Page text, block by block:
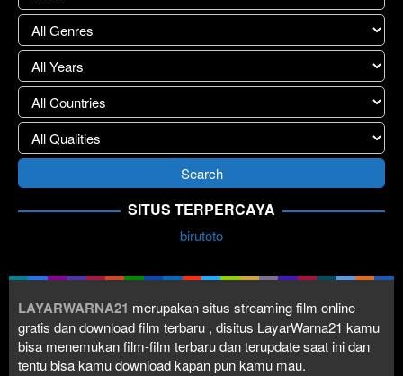
SITUS TERPERCAYA
birutoto
LAYARWARNA21 merupakan situs streaming film online
gratis dan download film terbaru , disitus LayarWarna21 kamu
bisa menemukan film-film terbaru dan terupdate saat ini dan
tentu bisa kamu download kapan pun kamu mau.